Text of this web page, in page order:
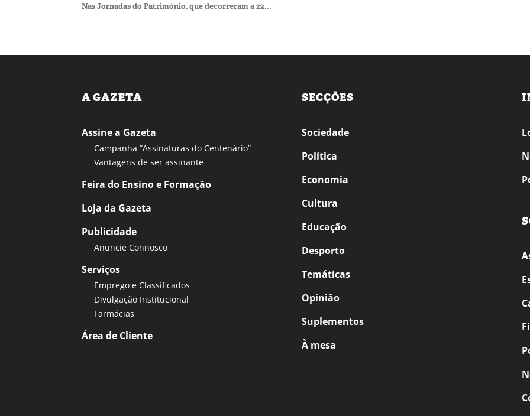
Nas Jornadas do Património, que decorreram a 22...
A GAZETA
Assine a Gazeta
Campanha “Assinaturas do Centenário”
Vantagens de ser assinante
Feira do Ensino e Formação
Loja da Gazeta
Publicidade
Anuncie Connosco
Serviços
Emprego e Classificados
Divulgação Institucional
Farmácias
Área de Cliente
SECÇÕES
Sociedade
Política
Economia
Cultura
Educação
Desporto
Temáticas
Opinião
Suplementos
À mesa